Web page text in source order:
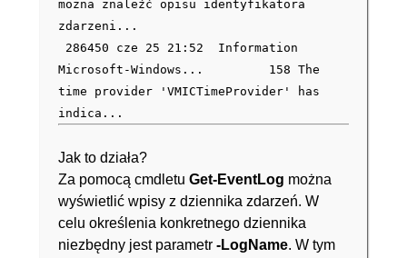
można znaleźć opisu identyfikatora
zdarzeni...
286450 cze 25 21:52 Information
Microsoft-Windows... 158 The
time provider 'VMICTimeProvider' has
indica...
Jak to działa?
Za pomocą cmdletu Get-EventLog można
wyświetlić wpisy z dziennika zdarzeń. W
celu określenia konkretnego dziennika
niezbędny jest parametr -LogName. W tym